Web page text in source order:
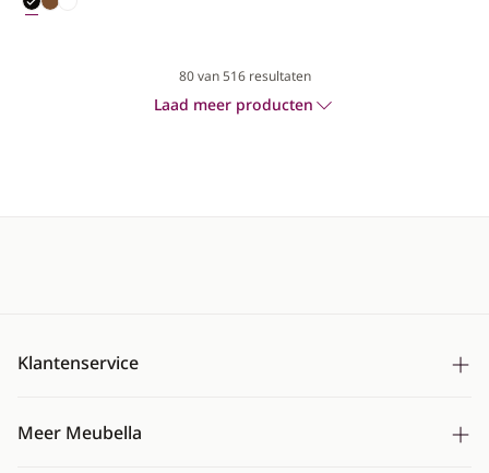
80van 516 resultaten
Laad meer producten
Klantenservice
Meer Meubella